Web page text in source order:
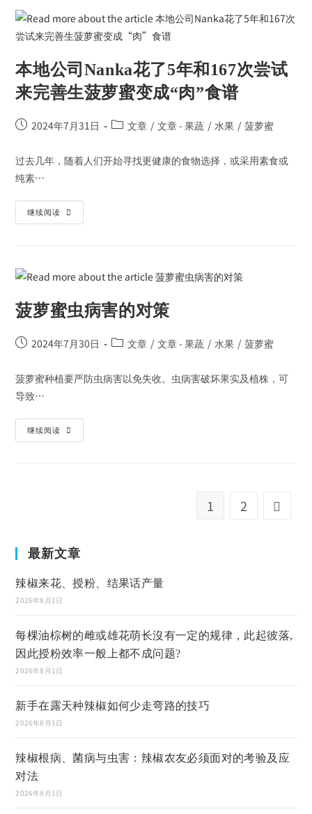
本地公司Nanka花了5年和167次尝试
来完善生菠萝蜜变成“肉”食谱
2024年7月31日 文章 / 文章 - 果蔬 / 水果 / 菠萝蜜
过去几年，随着人们开始寻找更健康的食物选择，或采用素食或
纯素…
继续阅读
菠萝蜜虫病害的对策
2024年7月30日 文章 / 文章 - 果蔬 / 水果 / 菠萝蜜
菠萝蜜种植要严防虫病害以免失收。虫病害破坏果实及植株，可
导致…
继续阅读
1 2
最新文章
辣椒来花、授粉、结果话产量
2026年8月1日
每棵油棕树的雌或雄花萌长沒有一定的规律，此起彼落,
因此授粉效率一般上都不成问题?
2026年8月1日
新手在露天种辣椒如何少走弯路的技巧
2026年8月1日
辣椒根病、菌病与虫害：辣椒农友必须面对的考验及应
对法
2026年8月1日